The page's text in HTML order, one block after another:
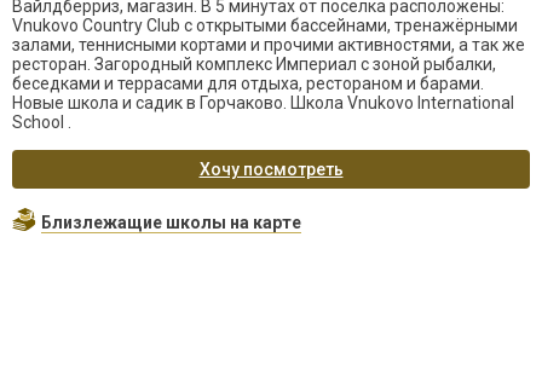
Вайлдберриз, магазин. В 5 минутах от поселка расположены:
Vnukovo Country Club с открытыми бассейнами, тренажёрными
залами, теннисными кортами и прочими активностями, а так же
ресторан. Загородный комплекс Империал с зоной рыбалки,
беседками и террасами для отдыха, рестораном и барами.
Новые школа и садик в Горчаково. Школа Vnukovo International
School .
Хочу посмотреть
Близлежащие школы на карте